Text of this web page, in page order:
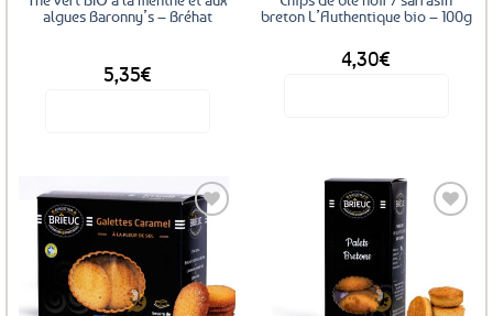
algues Baronny’s – Bréhat
5,35€
plusieurs
variations.
options
peuvent
breton L’Authentique bio – 100g
4,30€
Ajouter
aux
favoris
favoris